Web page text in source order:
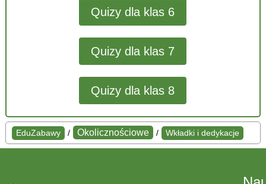
Quizy dla klas 6
Quizy dla klas 7
Quizy dla klas 8
EduZabawy / Okolicznościowe / Wkładki i dedykacje